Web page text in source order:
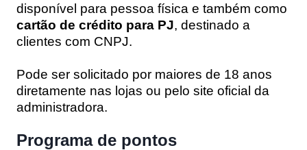
disponível para pessoa física e também como
cartão de crédito para PJ, destinado a
clientes com CNPJ.
Pode ser solicitado por maiores de 18 anos
diretamente nas lojas ou pelo site oficial da
administradora.
Programa de pontos